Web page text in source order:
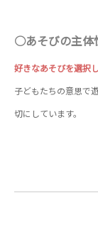
○あそびの主体
好きなあそびを選択
子どもたちの意思で
切にしています。